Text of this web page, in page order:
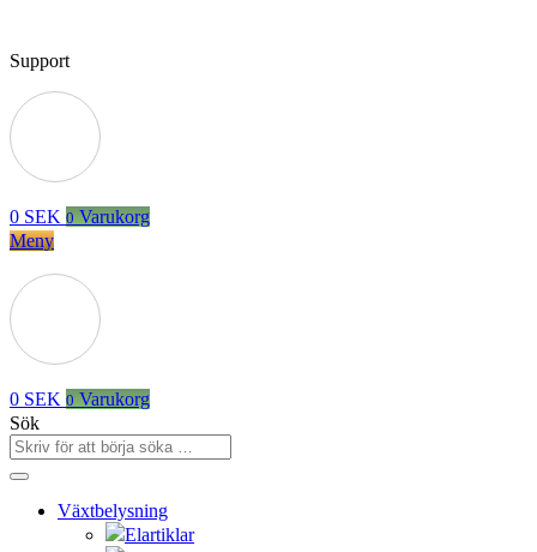
Support
0 SEK 0 Varukorg
Meny
0 SEK 0 Varukorg
Sök
Växtbelysning
Elartiklar